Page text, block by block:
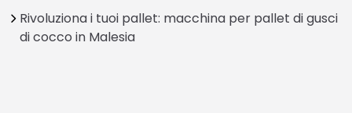
Rivoluziona i tuoi pallet: macchina per pallet di gusci
di cocco in Malesia